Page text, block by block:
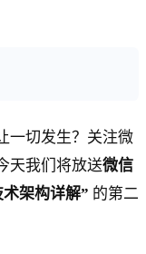
一切发生？关注微
天我们将放送微信
架构详解” 的第二